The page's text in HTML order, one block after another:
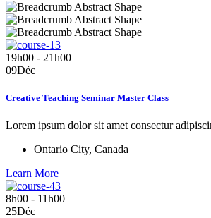
19h00 - 21h00
09Déc
Creative Teaching Seminar Master Class
Lorem ipsum dolor sit amet consectur
Ontario City, Canada
Learn More
8h00 - 11h00
25Déc